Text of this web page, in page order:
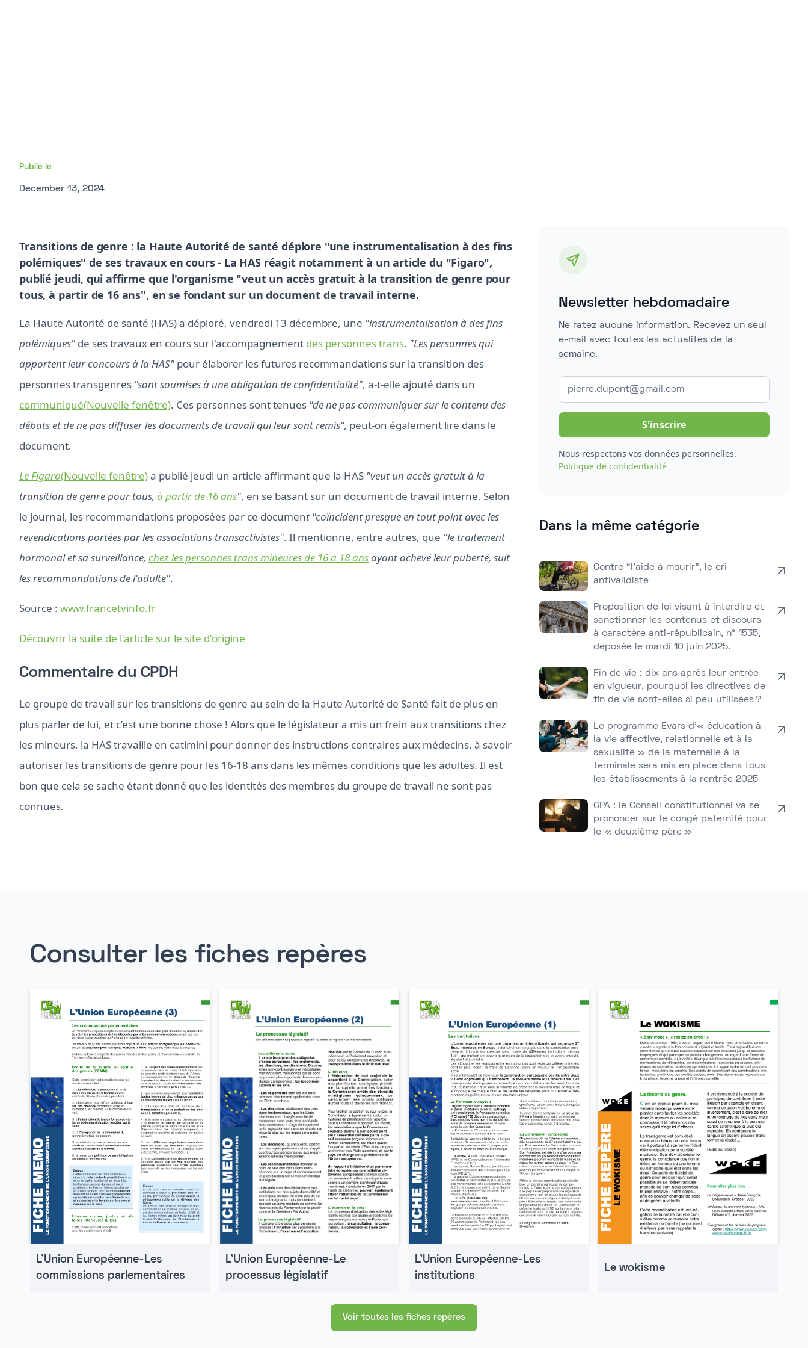
Publié le
December 13, 2024
Transitions de genre : la Haute Autorité de santé déplore "une instrumentalisation à des fins
polémiques" de ses travaux en cours - La HAS réagit notamment à un article du "Figaro",
publié jeudi, qui affirme que l'organisme "veut un accès gratuit à la transition de genre pour
tous, à partir de 16 ans", en se fondant sur un document de travail interne.
La Haute Autorité de santé (HAS) a déploré, vendredi 13 décembre, une "instrumentalisation à des fins
polémiques" de ses travaux en cours sur l'accompagnement des personnes trans. "Les personnes qui
apportent leur concours à la HAS" pour élaborer les futures recommandations sur la transition des
personnes transgenres "sont soumises à une obligation de confidentialité", a-t-elle ajouté dans un
communiqué(Nouvelle fenêtre). Ces personnes sont tenues "de ne pas communiquer sur le contenu des
débats et de ne pas diffuser les documents de travail qui leur sont remis", peut-on également lire dans le
document.
Le Figaro(Nouvelle fenêtre)a publié jeudi un article affirmant que la HAS "veut un accès gratuit à la
transition de genre pour tous, à partir de 16 ans", en se basant sur un document de travail interne. Selon
le journal, les recommandations proposées par ce document "coïncident presque en tout point avec les
revendications portées par les associations transactivistes". Il mentionne, entre autres, que "le traitement
hormonal et sa surveillance, chez les personnes trans mineures de 16 à 18 ansayant achevé leur puberté, suit
les recommandations de l'adulte".
Source : www.francetvinfo.fr
Découvrir la suite de l'article sur le site d'origine
Commentaire du CPDH
Le groupe de travail sur les transitions de genre au sein de la Haute Autorité de Santé fait de plus en
plus parler de lui, et c’est une bonne chose ! Alors que le législateur a mis un frein aux transitions chez
les mineurs, la HAS travaille en catimini pour donner des instructions contraires aux médecins, à savoir
autoriser les transitions de genre pour les 16-18 ans dans les mêmes conditions que les adultes. Il est
bon que cela se sache étant donné que les identités des membres du groupe de travail ne sont pas
connues.
Newsletter hebdomadaire
Ne ratez aucune information. Recevez un seul
e-mail avec toutes les actualités de la
semaine.
Nous respectons vos données personnelles.
Politique de confidentialité
Dans la même catégorie
Contre “l’aide à mourir”, le cri
antivalidiste
Proposition de loi visant à interdire et
sanctionner les contenus et discours
à caractère anti-républicain, n° 1535,
déposée le mardi 10 juin 2025.
Fin de vie : dix ans après leur entrée
en vigueur, pourquoi les directives de
fin de vie sont-elles si peu utilisées ?
Le programme Evars d’« éducation à
la vie affective, relationnelle et à la
sexualité » de la maternelle à la
terminale sera mis en place dans tous
les établissements à la rentrée 2025
GPA : le Conseil constitutionnel va se
prononcer sur le congé paternité pour
le « deuxième père »
Consulter les fiches repères
L'Union Européenne-Les
commissions parlementaires
L'Union Européenne-Le
processus législatif
L'Union Européenne-Les
institutions
Le wokisme
Voir toutes les fiches repères